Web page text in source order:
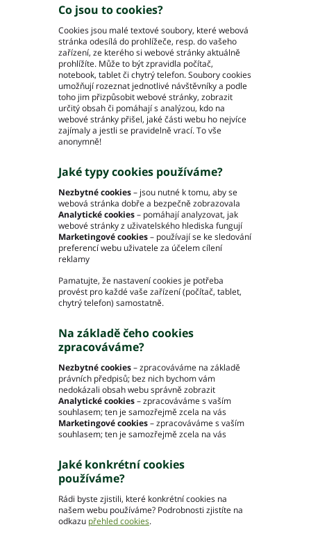
Poradna
Fotogalerie
Soubory ke stažení
Ochrana osobních údajů – GDPR
Hlavní město Praha
Středočeský kraj
Jihočeský kraj
Plzeňský kraj
Karlovarský kraj
Ústecký kraj
Liberecký kraj
Královéhradecký kraj
Pardubický kraj
Jihomoravský kraj
Olomoucký kraj
Zlínský kraj
Moravskoslezský kraj
Slovenská republika
Akce pivovaru
O pivovaru
Slavnostní otevření
Druhy piva
Co jsou to cookies?
Cookies jsou malé textové soubory, které webová
stránka odesílá do prohlížeče, resp. do vašeho
zařízení, ze kterého si webové stránky aktuálně
prohlížíte. Může to být zpravidla počítač,
notebook, tablet či chytrý telefon. Soubory cookies
umožňují rozeznat jednotlivé návštěvníky a podle
toho jim přizpůsobit webové stránky, zobrazit
určitý obsah či pomáhají s analýzou, kdo na
webové stránky přišel, jaké části webu ho nejvíce
zajímaly a jestli se pravidelně vrací. To vše
anonymně!
Jaké typy cookies používáme?
Nezbytné cookies– jsou nutné k tomu, aby se
webová stránka dobře a bezpečně zobrazovala
Analytické cookies– pomáhají analyzovat, jak
webové stránky z uživatelského hlediska fungují
Marketingové cookies– používají se ke sledování
preferencí webu uživatele za účelem cílení
reklamy
Pamatujte, že nastavení cookies je potřeba
provést pro každé vaše zařízení (počítač, tablet,
chytrý telefon) samostatně.
Na základě čeho cookies
zpracováváme?
Nezbytnécookies– zpracováváme na základě
právních předpisů; bez nich bychom vám
nedokázali obsah webu správně zobrazit
Analytické cookies– zpracováváme s vaším
souhlasem; ten je samozřejmě zcela na vás
Marketingové cookies– zpracováváme s vaším
souhlasem; ten je samozřejmě zcela na vás
Jaké konkrétní cookies
používáme?
Rádi byste zjistili, které konkrétní cookies na
našem webu používáme? Podrobnosti zjistíte na
odkazu přehled cookies.